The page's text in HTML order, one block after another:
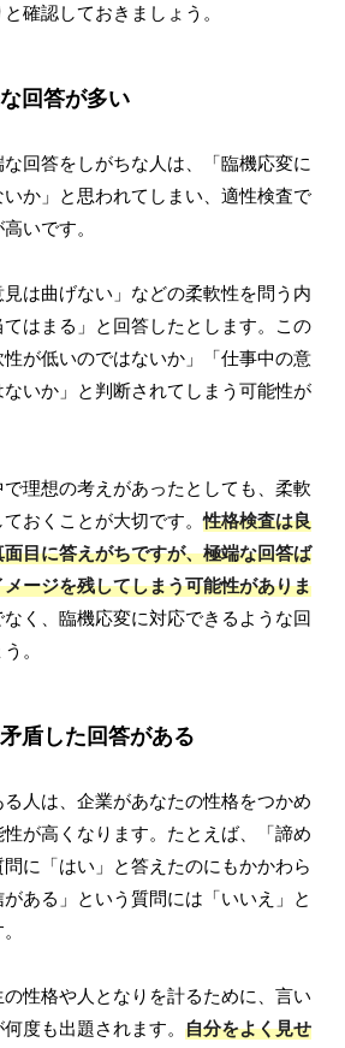
確認しておきましょう。
回答が多い
回答をしがちな人は、「臨機応変に
か」と思われてしまい、適性検査で
いです。
は曲げない」などの柔軟性を問う内
はまる」と回答したとします。この
が低いのではないか」「仕事中の意
いか」と判断されてしまう可能性が
理想の考えがあったとしても、柔軟
おくことが大切です。性格検査は良
目に答えがちですが、極端な回答ば
ージを残してしまう可能性がありま
く、臨機応変に対応できるような回
。
盾した回答がある
人は、企業があなたの性格をつかめ
が高くなります。たとえば、「諦め
に「はい」と答えたのにもかかわら
ある」という質問には「いいえ」と
性格や人となりを計るために、言い
度も出題されます。 自分をよく見せ